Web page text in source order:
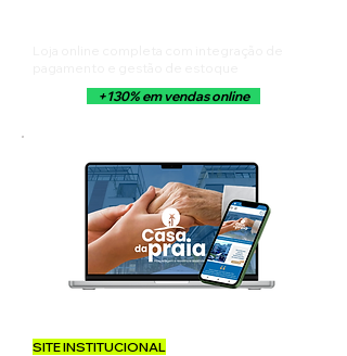
+130% em vendas online
SITE INSTITUCIONAL